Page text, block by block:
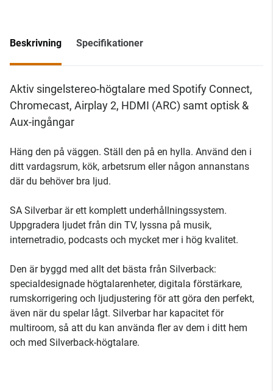
Beskrivning Specifikationer
Aktiv singelstereo-högtalare med Spotify Connect,
Chromecast, Airplay 2, HDMI (ARC) samt optisk &
Aux-ingångar
Häng den på väggen. Ställ den på en hylla. Använd den i
ditt vardagsrum, kök, arbetsrum eller någon annanstans
där du behöver bra ljud.
SA Silverbar är ett komplett underhållningssystem.
Uppgradera ljudet från din TV, lyssna på musik,
internetradio, podcasts och mycket mer i hög kvalitet.
Den är byggd med allt det bästa från Silverback:
specialdesignade högtalarenheter, digitala förstärkare,
rumskorrigering och ljudjustering för att göra den perfekt,
även när du spelar lågt. Silverbar har kapacitet för
multiroom, så att du kan använda fler av dem i ditt hem
och med Silverback-högtalare.